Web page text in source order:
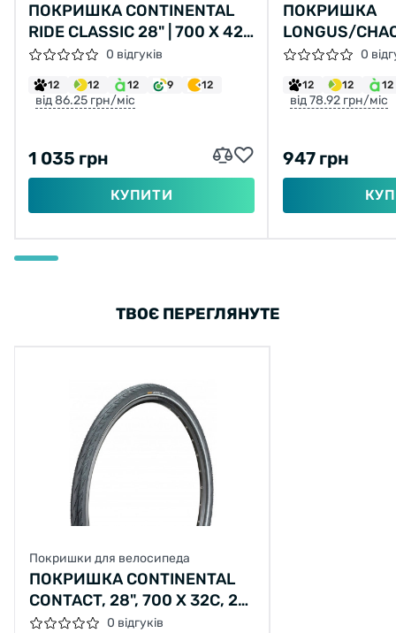
ПОКРИШКА CONTINENTAL
RIDE CLASSIC 28" | 700 X 42C
(40C) | 28 X 1.60 СІРА, НЕ
СКЛАДНА
0 відгуків
12 12 12 9 12
від 86.25 грн/міс
1 035 грн
КУПИТИ
ПОКРИШКА
LONGUS/
LANE 26X2,10
2C-MTB SPS
0
12 12 12
від 78.92 грн/міс
947 грн
ТВОЄ ПЕРЕГЛЯНУТЕ
Покришки для велосипеда
ПОКРИШКА CONTINENTAL
CONTACT, 28", 700 X 32C, 28
X 1 1/4X 1 3/4, 32-622, WIRE,
0 відгуків